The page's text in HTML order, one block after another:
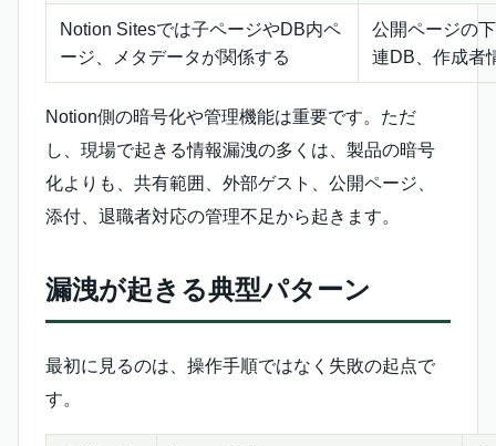
Notion Sitesでは子ページやDB内ペ
ージ、メタデータが関係する
公開ページの
連DB、作成者
Notion側の暗号化や管理機能は重要です。ただ
し、現場で起きる情報漏洩の多くは、製品の暗号
化よりも、共有範囲、外部ゲスト、公開ページ、
添付、退職者対応の管理不足から起きます。
漏洩が起きる典型パターン
最初に見るのは、操作手順ではなく失敗の起点で
す。